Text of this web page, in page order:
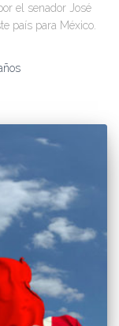
el senador José
país para México.